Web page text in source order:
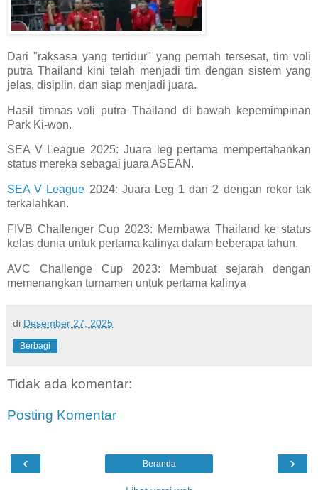
Dari "raksasa yang tertidur" yang pernah tersesat, tim voli
putra Thailand kini telah menjadi tim dengan sistem yang
jelas, disiplin, dan siap menjadi juara.
Hasil timnas voli putra Thailand di bawah kepemimpinan
Park Ki-won.
SEA V League 2025: Juara leg pertama mempertahankan
status mereka sebagai juara ASEAN.
SEA V League 2024: Juara Leg 1 dan 2 dengan rekor tak
terkalahkan.
FIVB Challenger Cup 2023: Membawa Thailand ke status
kelas dunia untuk pertama kalinya dalam beberapa tahun.
AVC Challenge Cup 2023: Membuat sejarah dengan
memenangkan turnamen untuk pertama kalinya
di Desember 27, 2025
Berbagi
Tidak ada komentar:
Posting Komentar
‹ ›
Beranda